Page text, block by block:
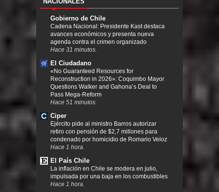
Gobierno de Chile
Cadena Nacional: Presidente Kast destaca
avances económicos y presenta nueva
agenda contra el crimen organizado
Hace 31 minutos.
El Ciudadano
«No Guaranteed Resources for
Reconstruction in 2026»: Coquimbo Mayor
Questions Walker and Gahona’s Deal to
Pass Mega-Reform
Hace 51 minutos.
Ciper
Ejército pide al ministro Barros autorizar
retiro con pensión de $2,7 millones para
condenado por homicidio de Romario Veloz
Hace 1 hora.
El País Chile
La inflación en Chile se modera en julio,
impulsada por una baja en los combustibles
Hace 1 hora.